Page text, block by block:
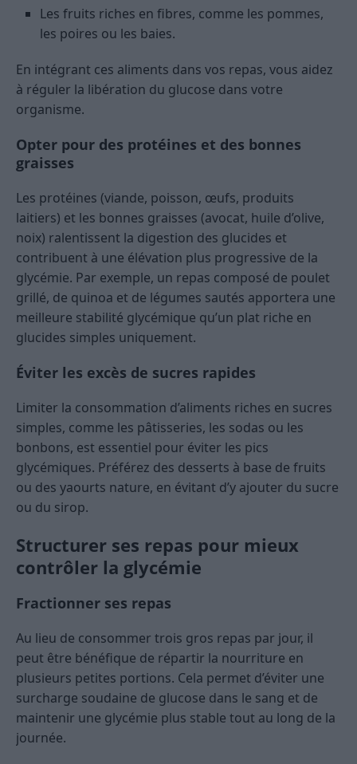
Les fruits riches en fibres, comme les pommes,
les poires ou les baies.
En intégrant ces aliments dans vos repas, vous aidez
à réguler la libération du glucose dans votre
organisme.
Opter pour des protéines et des bonnes
graisses
Les protéines (viande, poisson, œufs, produits
laitiers) et les bonnes graisses (avocat, huile d’olive,
noix) ralentissent la digestion des glucides et
contribuent à une élévation plus progressive de la
glycémie. Par exemple, un repas composé de poulet
grillé, de quinoa et de légumes sautés apportera une
meilleure stabilité glycémique qu’un plat riche en
glucides simples uniquement.
Éviter les excès de sucres rapides
Limiter la consommation d’aliments riches en sucres
simples, comme les pâtisseries, les sodas ou les
bonbons, est essentiel pour éviter les pics
glycémiques. Préférez des desserts à base de fruits
ou des yaourts nature, en évitant d’y ajouter du sucre
ou du sirop.
Structurer ses repas pour mieux
contrôler la glycémie
Fractionner ses repas
Au lieu de consommer trois gros repas par jour, il
peut être bénéfique de répartir la nourriture en
plusieurs petites portions. Cela permet d’éviter une
surcharge soudaine de glucose dans le sang et de
maintenir une glycémie plus stable tout au long de la
journée.